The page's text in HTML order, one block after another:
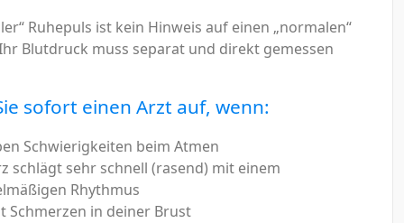
Ruhepuls ist kein Hinweis auf einen „normalen“
Blutdruck muss separat und direkt gemessen
sofort einen Arzt auf, wenn:
Schwierigkeiten beim Atmen
schlägt sehr schnell (rasend) mit einem
Rhythmus
Schmerzen in deiner Brust